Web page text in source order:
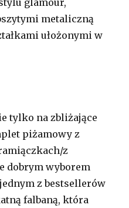
metaliczną
ułożonymi w
tylko na zbliżające
piżamowy z
z
dobrym wyborem
z bestsellerów
falbaną, która